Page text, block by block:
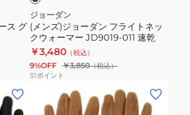
ス グ
ラ
イ
ト
ネ
ッ
ジョーダン
(メンズ)ジョーダン フライトネッ
クウォーマー JD9019-011 速乾
￥3,480 （税込）
9%OFF ￥3,850（税込）
31ポイント